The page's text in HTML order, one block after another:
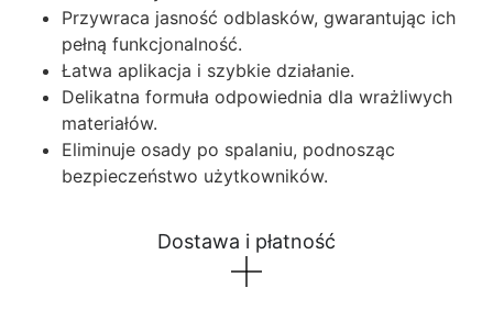
Przywraca jasność odblasków, gwarantując ich
pełną funkcjonalność.
Łatwa aplikacja i szybkie działanie.
Delikatna formuła odpowiednia dla wrażliwych
materiałów.
Eliminuje osady po spalaniu, podnosząc
bezpieczeństwo użytkowników.
Dostawa i płatność